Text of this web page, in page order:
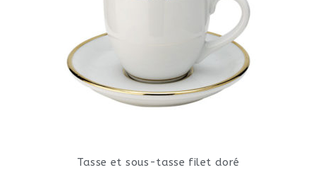
Tasse et sous-tasse filet doré